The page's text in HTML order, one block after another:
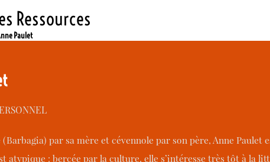
Ressources
Paulet
par sa mère et cévennole par son père, Anne Paulet
atypique : bercée par la culture, elle s’intéresse très tôt à la